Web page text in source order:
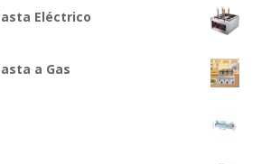
Eléctrico
a Gas